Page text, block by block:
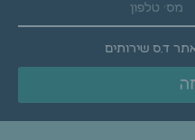
ד.ס שירותים